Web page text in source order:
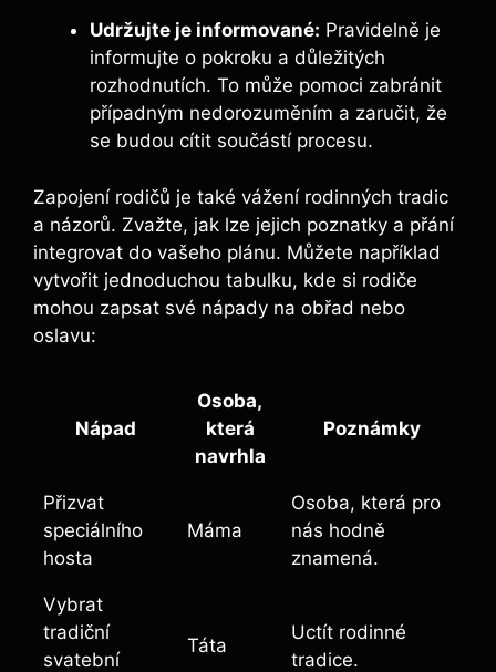
Udržujte je informované: Pravidelně je
informujte o pokroku a důležitých
rozhodnutích. To může pomoci zabránit
případným nedorozuměním a zaručit, že
se budou cítit součástí procesu.
Zapojení rodičů je také vážení rodinných tradic
a názorů. Zvažte, jak lze jejich poznatky a přání
integrovat do vašeho plánu. Můžete například
vytvořit jednoduchou tabulku, kde si rodiče
mohou zapsat své nápady na obřad nebo
oslavu:
Nápad
Osoba,
která
navrhla
Poznámky
Přizvat
speciálního
hosta
Máma
Osoba, která pro
nás hodně
znamená.
Vybrat
tradiční
svatební
Táta
Uctít rodinné
tradice.